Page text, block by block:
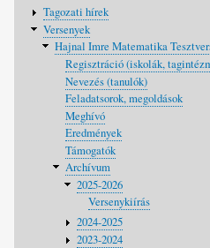
navigáció
Tagozati hírek
Versenyek
Hajnal Imre Matematika
Regisztráció (iskolák,
Nevezés (tanulók)
Feladatsorok, megoldások
Meghívó
Eredmények
Támogatók
Archívum
2025-2026
Versenykiírás
2024-2025
2023-2024